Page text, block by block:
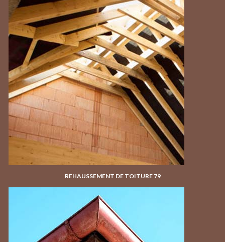
REHAUSSEMENT DE TOITURE 79